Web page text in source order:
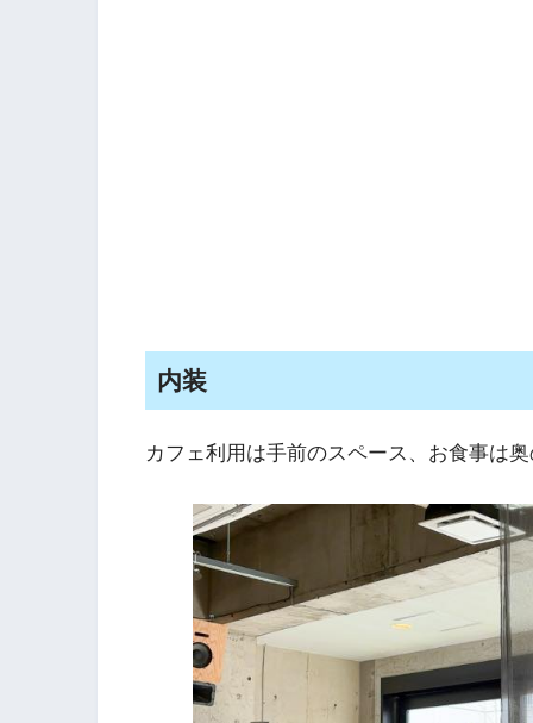
内装
カフェ利用は手前のスペース、お食事は